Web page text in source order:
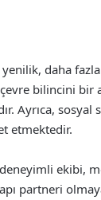
daha
bilincini bir
Ayrıca,
etmektedir.
ekibi,
partneri